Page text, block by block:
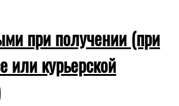
при получении (при
или курьерской